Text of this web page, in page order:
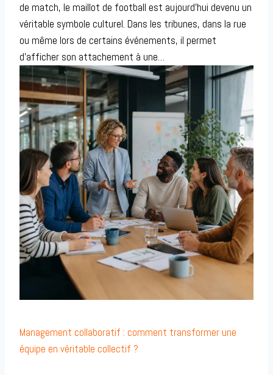
de match, le maillot de football est aujourd’hui devenu un
véritable symbole culturel. Dans les tribunes, dans la rue
ou même lors de certains événements, il permet
d’afficher son attachement à une…
Management collaboratif : comment transformer une
équipe en véritable collectif ?